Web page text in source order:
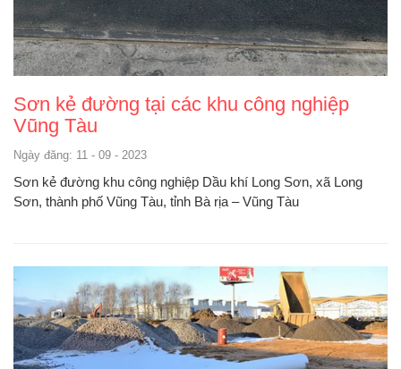
Sơn kẻ đường tại các khu công nghiệp
Vũng Tàu
Ngày đăng: 11 - 09 - 2023
Sơn kẻ đường khu công nghiệp Dầu khí Long Sơn, xã Long
Sơn, thành phố Vũng Tàu, tỉnh Bà rịa – Vũng Tàu